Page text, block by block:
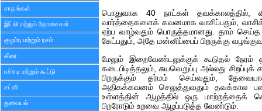
சாதங்கள்
இட்லி மற்றும் தோசைகள்
குழம்பு மற்றும் ரசம்
கீரை
பச்சடி மற்றும் கூட்டு
சட்னி
துவையல்
பொதுவாக 40 நாட்கள் தவக்காலத்தில்,
வார்த்தைகளைக் கவனமாக வாசிப்பதும்,
ஏற்ப வாழ்வதும் பொருத்தமானது. தாம் செய்த
கேட்பதும், அதே மன்னிப்பைப் பிறருக்கு
மேலும் இறைவேண்டலுக்குக் கூடுதல் நேரம்
கடைபிடித்தலும், சுயவெறுப்பு அல்லது
பிறருக்கும் தர்மம் செய்வதும்,
அதிகக்கவனம் செலுத்துவதும் தவக்கால
உள்ளத்தின் ஆழத்தில் ஒரு மாற்றத்தைக்
பிறரோடும் உறவை ஆழப்படுத்த வேண்டும்.